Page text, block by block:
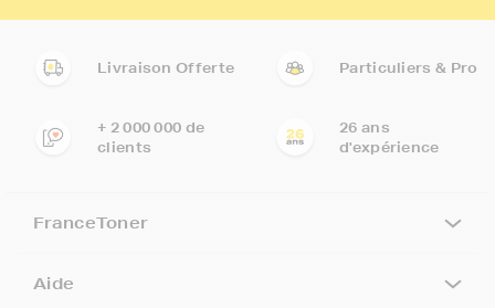
Livraison Offerte Particuliers & Pro
+ 2 000 000 de
clients
26 ans
d'expérience
FranceToner
Aide